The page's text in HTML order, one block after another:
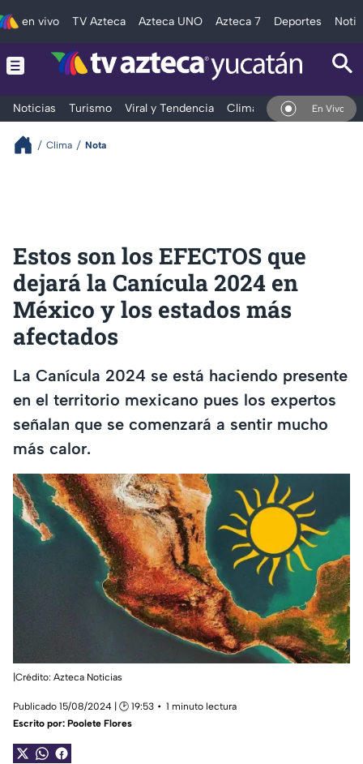
en vivo TV Azteca Azteca UNO Azteca 7 Deportes
Noticias Turismo Viral y Tendencia Clima DeportesEn Vivo
Clima Nota
Estos son los EFECTOS que
dejará la Canícula 2024 en
México y los estados más
afectados
La Canícula 2024 se está haciendo presente
en el territorio mexicano pues los expertos
señalan que se comenzará a sentir mucho
más calor.
|Crédito: Azteca Noticias
Publicado 15/08/2024 | 🕑 19:53
1 minuto lectura
Escrito por: Poolete Flores